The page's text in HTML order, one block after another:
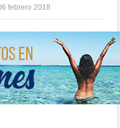
febrero 2018